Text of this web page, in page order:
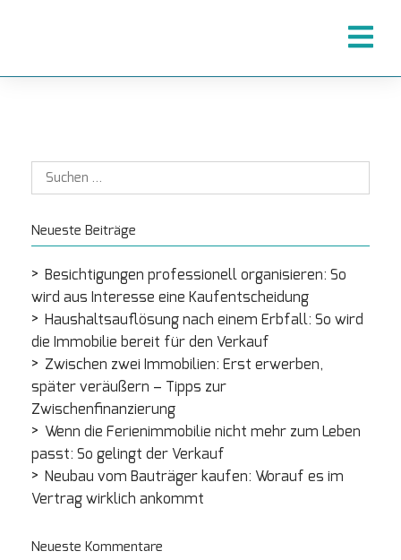
Neueste Beiträge
Besichtigungen professionell organisieren: So
wird aus Interesse eine Kaufentscheidung
Haushaltsauflösung nach einem Erbfall: So wird
die Immobilie bereit für den Verkauf
Zwischen zwei Immobilien: Erst erwerben,
später veräußern – Tipps zur
Zwischenfinanzierung
Wenn die Ferienimmobilie nicht mehr zum Leben
passt: So gelingt der Verkauf
Neubau vom Bauträger kaufen: Worauf es im
Vertrag wirklich ankommt
Neueste Kommentare